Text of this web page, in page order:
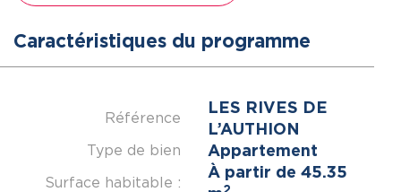
Caractéristiques du programme
Référence
LES RIVES DE
L’AUTHION
Type de bien Appartement
Surface habitable :
À partir de 45.35
2